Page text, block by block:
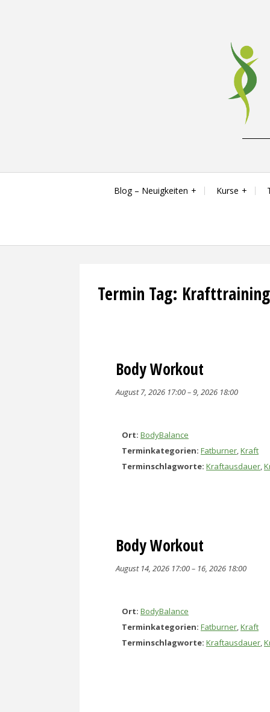
Blog – Neuigkeiten Kurse
Termin Tag: Krafttraining
Body Workout
August 7, 2026 17:00–9, 2026 18:00
Ort: BodyBalance
Terminkategorien: Fatburner,Kraft
Terminschlagworte: Kraftausdauer,
Body Workout
August 14, 2026 17:00– 16, 2026 18:00
Ort: BodyBalance
Terminkategorien: Fatburner,Kraft
Terminschlagworte: Kraftausdauer,